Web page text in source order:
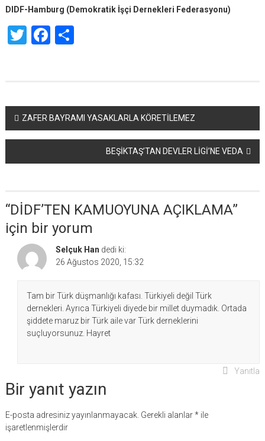
DIDF-Hamburg (Demokratik İşçi Dernekleri Federasyonu)
TwitterFacebook
Share
Yazı
dolaşımı
ZAFER BAYRAMI YASAKLARLA KÖRETİLEMEZ
BEŞİKTAŞ’TAN DEVLER LİGİ’NE VEDA
“DİDF’TEN KAMUOYUNA AÇIKLAMA”
için bir yorum
Selçuk Han dedi ki:
26 Ağustos 2020, 15:32
Tam bir Türk düşmanlığı kafası. Türkiyeli değil Türk
dernekleri. Ayrıca Türkiyeli diyede bir millet duymadık. Ortada
şiddete maruz bir Türk aile var Türk derneklerini
suçluyorsunuz. Hayret
Yanıtla
Bir yanıt yazın
E-posta adresiniz yayınlanmayacak. Gerekli alanlar*ile
işaretlenmişlerdir